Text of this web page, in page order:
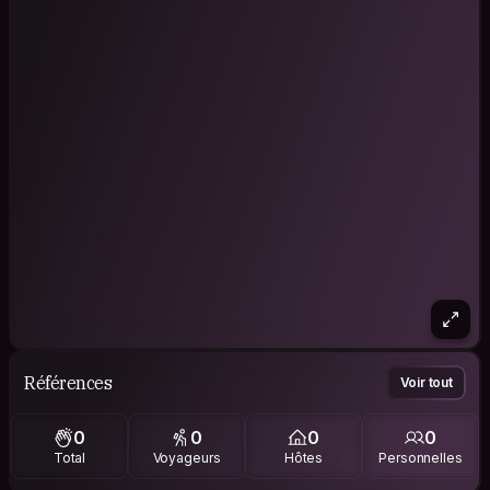
Références Voir tout
0
Total
0
Voyageurs
0
Hôtes
0
Personnelles